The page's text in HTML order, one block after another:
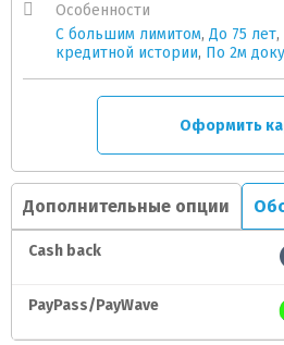
Особенности
С большим лимитом, До 75 лет,
кредитной истории, По 2м
Оформить
Дополнительные опции
Cash back
PayPass/PayWave